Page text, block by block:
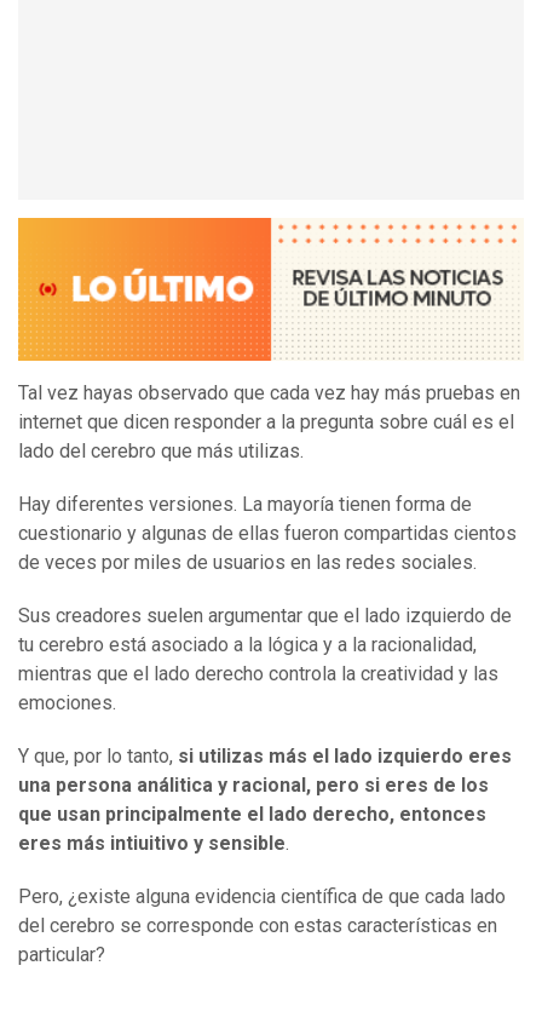
Tal vez hayas observado que cada vez hay más pruebas en
internet que dicen responder a la pregunta sobre cuál es el
lado del cerebro que más utilizas.
Hay diferentes versiones. La mayoría tienen forma de
cuestionario y algunas de ellas fueron compartidas cientos
de veces por miles de usuarios en las redes sociales.
Sus creadores suelen argumentar que el lado izquierdo de
tu cerebro está asociado a la lógica y a la racionalidad,
mientras que el lado derecho controla la creatividad y las
emociones.
Y que, por lo tanto, si utilizas más el lado izquierdo eres
una persona análitica y racional, pero si eres de los
que usan principalmente el lado derecho, entonces
eres más intiuitivo y sensible.
Pero, ¿existe alguna evidencia científica de que cada lado
del cerebro se corresponde con estas características en
particular?